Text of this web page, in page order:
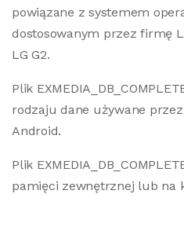
powiązane z systemem
dostosowanym przez firmę
LG G2.
Plik
rodzaju dane używane przez
Android.
Plik
pamięci zewnętrznej lub na